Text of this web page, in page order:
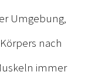
Umgebung,
nach
immer